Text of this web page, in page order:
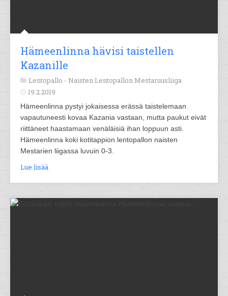
Hämeenlinna hävisi taistellen
Kazanille
Lentopallo - Naisten Lentopallon Mestaruusliiga
19.2.2019
Hämeenlinna pystyi jokaisessa erässä taistelemaan
vapautuneesti kovaa Kazania vastaan, mutta paukut eivät
riittäneet haastamaan venäläisiä ihan loppuun asti.
Hämeenlinna koki kotitappion lentopallon naisten
Mestarien liigassa luvuin 0-3.
Lue lisää